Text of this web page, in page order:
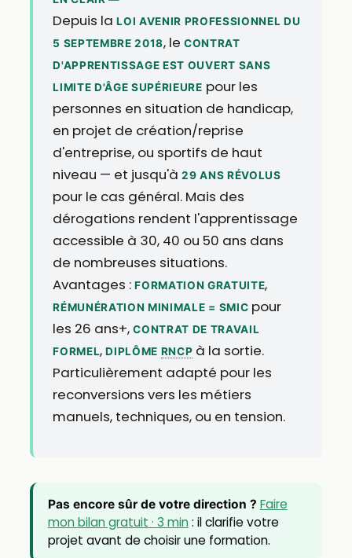
Depuis laLOI AVENIR PROFESSIONNEL DU
5 SEPTEMBRE 2018, leCONTRAT
D'APPRENTISSAGE EST OUVERT SANS
LIMITE D'ÂGE SUPÉRIEURE pour les
personnes en situation de handicap,
en projet de création/reprise
d'entreprise, ou sportifs de haut
niveau — et jusqu'à29 ANS RÉVOLUS
pour le cas général. Mais des
dérogations rendent l'apprentissage
accessible à 30, 40 ou 50 ans dans
de nombreuses situations.
Avantages :FORMATION GRATUITE,
RÉMUNÉRATION MINIMALE = SMIC pour
les 26 ans+,CONTRAT DE TRAVAIL
FORMEL,DIPLÔME RNCP à la sortie.
Particulièrement adapté pour les
reconversions vers les métiers
manuels, techniques, ou en tension.
Pas encore sûr de votre direction ? Faire
mon bilan gratuit · 3 min: il clarifie votre
projet avant de choisir une formation.